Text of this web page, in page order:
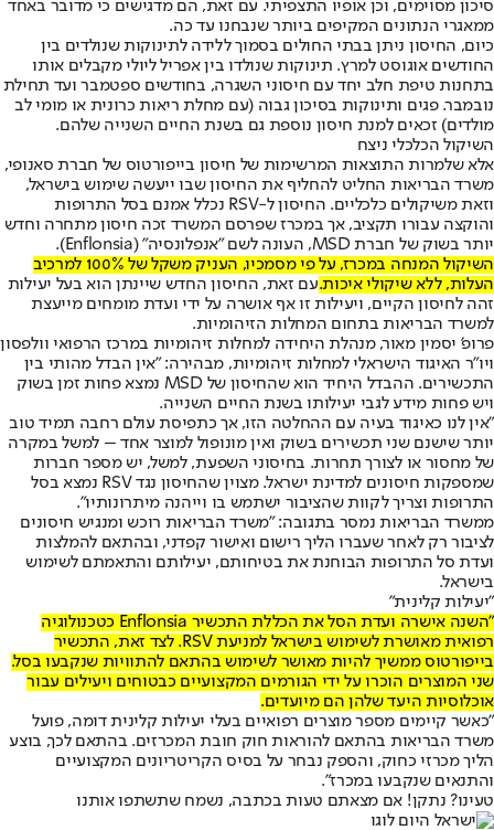
סיכון מסוימים, וכן אופיו התצפיתי. עם זאת, הם מדגישים כי מדובר באחד
ממאגרי הנתונים המקיפים ביותר שנבחנו עד כה.
כיום, החיסון ניתן בבתי החולים בסמוך ללידה לתינוקות שנולדים בין
החודשים אוגוסט למרץ. תינוקות שנולדו בין אפריל ליולי מקבלים אותו
בתחנות טיפת חלב יחד עם חיסוני השגרה, בחודשים ספטמבר ועד תחילת
נובמבר. פגים ותינוקות בסיכון גבוה (עם מחלת ריאות כרונית או מומי לב
מולדים) זכאים למנת חיסון נוספת גם בשנת החיים השנייה שלהם.
השיקול הכלכלי ניצח
אלא שלמרות התוצאות המרשימות של חיסון בייפורטוס של חברת סאנופי,
משרד הבריאות החליט להחליף את החיסון שבו ייעשה שימוש בישראל,
וזאת משיקולים כלכליים. החיסון ל-RSV נכלל אמנם בסל התרופות
והוקצה עבורו תקציב, אך במכרז שפרסם המשרד זכה חיסון מתחרה וחדש
יותר בשוק של חברת MSD, העונה לשם "אנפלונסיה" (Enflonsia).
השיקול המנחה במכרז, על פי מסמכיו, העניק משקל של 100% למרכיב
העלות, ללא שיקולי איכות.עם זאת, החיסון החדש שיינתן הוא בעל יעילות
זהה לחיסון הקיים, ויעילות זו אף אושרה על ידי ועדת מומחים מייעצת
למשרד הבריאות בתחום המחלות הזיהומיות.
פרופ' יסמין מאור, מנהלת היחידה למחלות זיהומיות במרכז הרפואי וולפסון
ויו"ר האיגוד הישראלי למחלות זיהומיות, מבהירה: "אין הבדל מהותי בין
התכשירים. ההבדל היחיד הוא שהחיסון של MSD נמצא פחות זמן בשוק
ויש פחות מידע לגבי יעילותו בשנת החיים השנייה.
"אין לנו כאיגוד בעיה עם ההחלטה הזו, אך כתפיסת עולם רחבה תמיד טוב
יותר שישנם שני תכשירים בשוק ואין מונופול למוצר אחד – למשל במקרה
של מחסור או לצורך תחרות. בחיסוני השפעת, למשל, יש מספר חברות
שמספקות חיסונים למדינת ישראל. מצוין שהחיסון נגד RSV נמצא בסל
התרופות וצריך לקוות שהציבור ישתמש בו וייהנה מיתרונותיו".
ממשרד הבריאות נמסר בתגובה: "משרד הבריאות רוכש ומנגיש חיסונים
לציבור רק לאחר שעברו הליך רישום ואישור קפדני, ובהתאם להמלצות
ועדת סל התרופות הבוחנת את בטיחותם, יעילותם והתאמתם לשימוש
בישראל.
"יעילות קלינית"
"השנה אישרה ועדת הסל את הכללת התכשיר Enflonsia כטכנולוגיה
רפואית מאושרת לשימוש בישראל למניעת RSV. לצד זאת, התכשיר
בייפורטוס ממשיך להיות מאושר לשימוש בהתאם להתוויות שנקבעו בסל.
שני המוצרים הוכרו על ידי הגורמים המקצועיים כבטוחים ויעילים עבור
אוכלוסיות היעד שלהן הם מיועדים.
"כאשר קיימים מספר מוצרים רפואיים בעלי יעילות קלינית דומה, פועל
משרד הבריאות בהתאם להוראות חוק חובת המכרזים. בהתאם לכך, בוצע
הליך מכרזי כחוק, והספק נבחר על בסיס הקריטריונים המקצועיים
והתנאים שנקבעו במכרז".
טעינו? נתקן! אם מצאתם טעות בכתבה, נשמח שתשתפו אותנו